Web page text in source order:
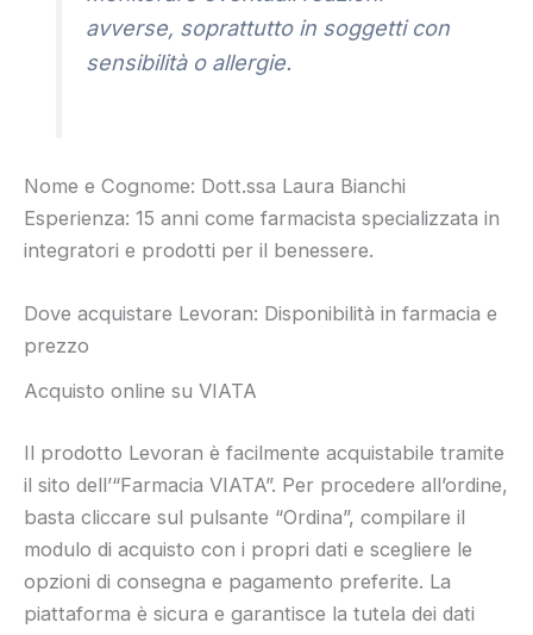
avverse, soprattutto in soggetti con
sensibilità o allergie.
Nome e Cognome: Dott.ssa Laura Bianchi
Esperienza: 15 anni come farmacista specializzata in
integratori e prodotti per il benessere.
Dove acquistare Levoran: Disponibilità in farmacia e
prezzo
Acquisto online su VIATA
Il prodotto Levoran è facilmente acquistabile tramite
il sito dell’“Farmacia VIATA”. Per procedere all’ordine,
basta cliccare sul pulsante “Ordina”, compilare il
modulo di acquisto con i propri dati e scegliere le
opzioni di consegna e pagamento preferite. La
piattaforma è sicura e garantisce la tutela dei dati